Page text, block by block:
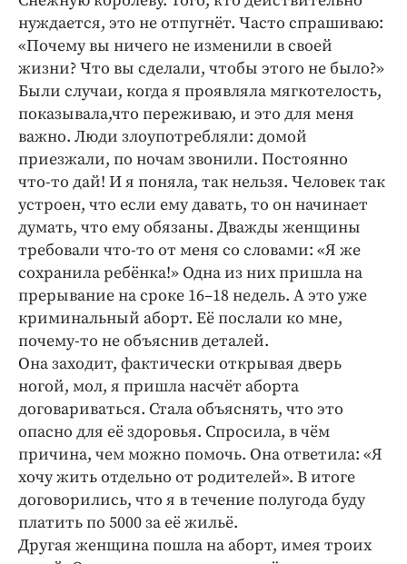
нуждается, это не отпугнёт. Часто спрашиваю:
«Почему вы ничего не изменили в своей
жизни? Что вы сделали, чтобы этого не было?»
Были случаи, когда я проявляла мягкотелость,
показывала,что переживаю, и это для меня
важно. Люди злоупотребляли: домой
приезжали, по ночам звонили. Постоянно
что-­то дай! И я поняла, так нельзя. Человек так
устроен, что если ему давать, то он начинает
думать, что ему обязаны. Дважды женщины
требовали что-­то от меня со словами: «Я же
сохранила ребёнка!» Одна из них пришла на
прерывание на сроке 16–18 недель. А это уже
криминальный аборт. Её послали ко мне,
почему-­то не объяснив деталей.
Она заходит, фактически открывая дверь
ногой, мол, я пришла насчёт аборта
договариваться. Стала объяснять, что это
опасно для её здоровья. Спросила, в чём
причина, чем можно помочь. Она ответила: «Я
хочу жить отдельно от родителей». В итоге
договорились, что я в течение полугода буду
платить по 5000 за её жильё.
Другая женщина пошла на аборт, имея троих